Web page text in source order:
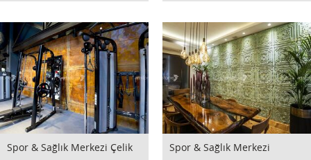
Spor & Sağlık Merkezi Çelik
Spor & Sağlık Merkezi